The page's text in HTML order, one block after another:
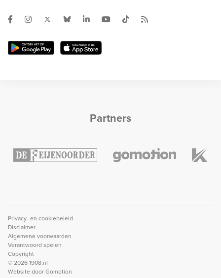
Partners
Privacy- en cookiebeleid
Disclaimer
Algemene voorwaarden
Verantwoord spelen
Copyright
© 2026 1908.nl
Website doorGomotion